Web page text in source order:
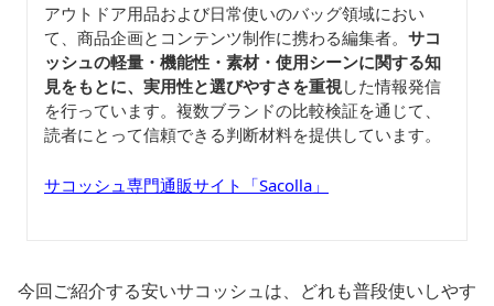
アウトドア用品および日常使いのバッグ領域におい
て、商品企画とコンテンツ制作に携わる編集者。 サコ
ッシュの軽量・機能性・素材・使用シーンに関する知
見をもとに、実用性と選びやすさを重視した情報発信
を行っています。複数ブランドの比較検証を通じて、
読者にとって信頼できる判断材料を提供しています。
サコッシュ専門通販サイト「Sacolla」
今回ご紹介する安いサコッシュは、どれも普段使いしやす